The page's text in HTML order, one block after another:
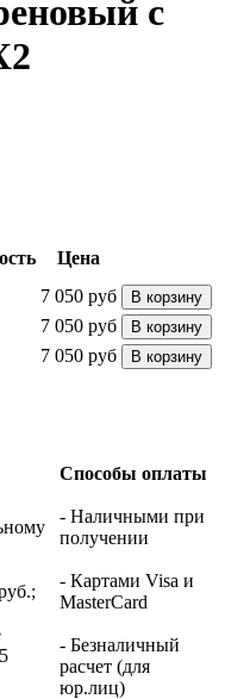
с
Цена
7 050 руб В корзину
7 050 руб В корзину
7 050 руб В корзину
Способы оплаты
- Наличными при
получении
- Картами Visa и
MasterCard
- Безналичный
расчет (для
юр.лиц)